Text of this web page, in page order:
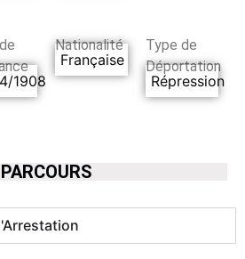
1908
Nationalité
Française
Type de
Déportation
Répression
PARCOURS